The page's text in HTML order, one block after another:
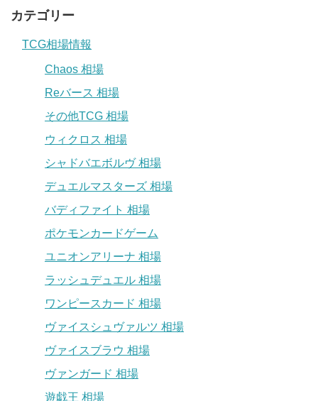
カテゴリー
TCG相場情報
Chaos 相場
Reバース 相場
その他TCG 相場
ウィクロス 相場
シャドバエボルヴ 相場
デュエルマスターズ 相場
バディファイト 相場
ポケモンカードゲーム
ユニオンアリーナ 相場
ラッシュデュエル 相場
ワンピースカード 相場
ヴァイスシュヴァルツ 相場
ヴァイスブラウ 相場
ヴァンガード 相場
遊戯王 相場